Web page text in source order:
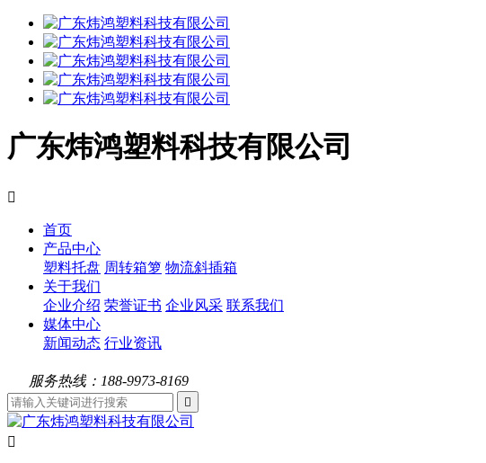
广东炜鸿塑料科技有限公司

首页
产品中心
塑料托盘 周转箱箩 物流斜插箱
关于我们
企业介绍 荣誉证书 企业风采 联系我们
媒体中心
新闻动态 行业资讯
服务热线：188-9973-8169

